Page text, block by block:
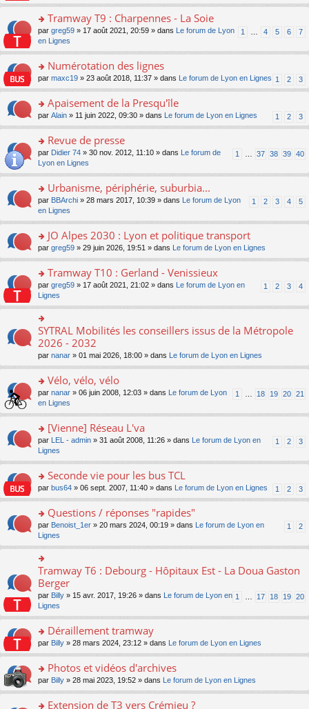
c
e
nt
lu
le
u
c
e
nt
n
o
n
lu
le
u
ré
c
e
e
s
s
a
n
o
n
lu
pl
s
ré
e
s
er
le
m
e
s
s
e
n
o
n
le
pl
s
ré
c
e
o
n
s
er
le
m
e
s
g
e
n
o
n
le
s
ré
c
nt
Tramway T9 : Charpennes - La Soie
1 4 5 6 7
par greg59 » 17 août 2021, 20:59 » dans
Le forum de Lyon
en Lignes
o
n
ult
er
le
m
e
s
g
e
n
o
n
le
u
s
ré
c
e
nt
Numérotation des lignes
1 2 3
par maxc19 » 23 août 2018, 11:37 » dans Le forum de Lyon en Lignes
o
n
ult
er
le
m
e
s
s
e
n
o
n
le
s
ré
c
e
Apaisement de la Presqu'île
1 2 3
par Alain » 11 juin 2022, 09:30 » dans Le forum de Lyon en Lignes
o
s
er
le
m
e
s
s
e
n
o
n
lu
le
pl
u
s
ré
c
e
nt
Revue de presse
1 37 38 39 40
par Didier 74 » 30 nov. 2012, 11:10 » dans
Le forum de
Lyon en Lignes
o
n
s
er
le
m
e
s
s
g
n
o
n
lu
pl
u
s
ré
c
e
nt
Urbanisme, périphérie, suburbia...
1 2 3 4 5
par BBArchi » 28 mars 2017, 10:39 » dans
Le forum de Lyon
en Lignes
o
n
ult
er
le
m
e
s
s
g
n
o
n
lu
pl
u
s
ré
c
e
JO Alpes 2030 : Lyon et politique transport
par greg59 » 29 juin 2026, 19:51 » dans Le forum de Lyon en Lignes
o
s
ult
er
le
m
e
s
s
g
o
n
lu
le
u
s
ré
c
e
nt
Tramway T10 : Gerland - Venissieux
1 2 3 4
par greg59 » 17 août 2021, 21:02 » dans
Le forum de Lyon en
Lignes
o
n
ult
er
le
m
e
s
a
g
e
n
o
n
pl
u
s
ré
c
e
nt
SYTRAL Mobilités les conseillers issus de la Métropole
2026 - 2032
par nanar » 01 mai 2026, 18:00 » dans Le forum de Lyon en Lignes
o
n
s
er
le
m
e
s
s
e
n
o
n
lu
le
pl
u
s
ré
c
e
nt
Vélo, vélo, vélo
1 18 19 20 21
par nanar » 06 juin 2008, 12:03 » dans
Le forum de Lyon
en Lignes
o
s
er
le
m
e
s
s
g
n
o
n
lu
le
u
s
ré
c
e
[Vienne] Réseau L'va
1 2 3
par LEL - admin » 31 août 2008, 11:26 » dans
Le forum de Lyon en
Lignes
o
n
ult
er
le
m
e
s
g
o
n
lu
pl
u
s
ré
Seconde vie pour les bus TCL
1 2 3
par bus64 » 06 sept. 2007, 11:40 » dans Le forum de Lyon en Lignes
o
s
ult
er
le
m
e
s
s
a
e
o
n
lu
Questions / réponses "rapides"
1 2
par Benoist_1er » 20 mars 2024, 00:19 » dans
Le forum de Lyon en
Lignes
o
n
ult
er
le
m
e
s
a
g
e
n
Tramway T6 : Debourg - Hôpitaux Est - La Doua Gaston
Berger
1 17 18 19 20
par Billy » 15 avr. 2017, 19:26 » dans
Le forum de Lyon en
Lignes
o
n
ult
er
le
m
Déraillement tramway
par Billy » 28 mars 2024, 23:12 » dans Le forum de Lyon en Lignes
o
n
Photos et vidéos d'archives
par Billy » 28 mai 2023, 19:52 » dans Le forum de Lyon en Lignes
Extension de T3 vers Crémieu ?